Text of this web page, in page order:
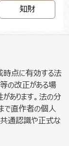
知財
時点に有効する法
の改正がある場
あります。法の分
で直作者の個人
共通認識や正式な